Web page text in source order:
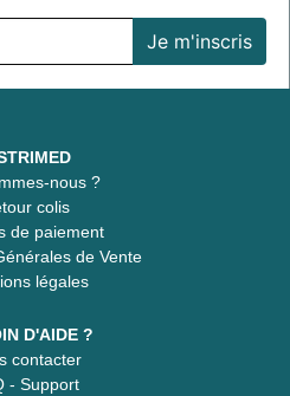
nous ?
colis
de paiement
de Vente
légales
D'AIDE ?
contacter
- Support